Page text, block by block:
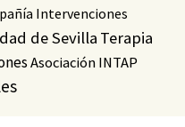
Intervenciones
de Sevilla Terapia
Asociación INTAP